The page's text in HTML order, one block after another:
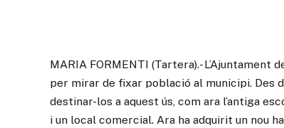
MARIA FORMENTI (Tartera).-
per mirar de fixar població al municipi. Des
destinar-los a aquest ús, com ara l’antiga
i un local comercial. Ara ha adquirit un nou